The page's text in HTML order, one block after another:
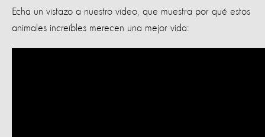
Echa un vistazo a nuestro video, que muestra por qué estos
animales increíbles merecen una mejor vida: